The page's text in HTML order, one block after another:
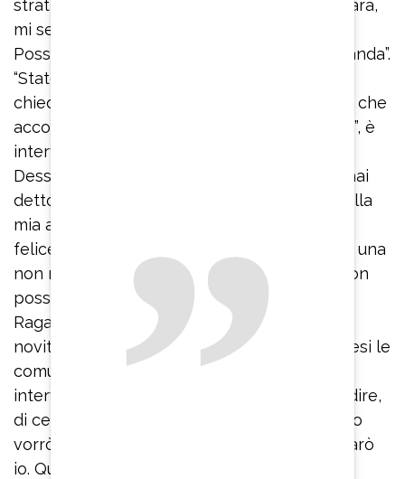
strattonato da un bodyguard. “Madonna Chiara,
mi sembra un po’ esagerato – ha sbottato –
Posso dire? Non ho fatto nemmeno la domanda”.
“State insistendo, abbiamo detto di no, vi
chiediamo di smetterla”, ha detto una donna che
accompagnava Chiara Ferragni. “Dimmi pure”, è
intervenuta l’influencer. A quel punto, Michel
Dessì è riuscito a fare la sua domanda: “Ieri hai
detto: ‘Sono libera, mi sono riappropriata della
mia azienda. Quali sono questi progetti? È
felice?”. L’ex moglie di Fedez ha risposto con una
non risposta: “Sì, sono molto contenta ma non
posso dirli. Altrimenti li avrei detti sui social.
Ragazzi, io comunico tramite i miei social. Le
novità belle che arriveranno nei prossimi mesi le
comunicherò io. È per quello che non faccio
interviste, perché certe cose non le posso dire,
di certe cose non ne posso parlare e quando
vorrò parlarne e sarò libera di parlarne, lo farò
io. Quindi saprete tutti quanti le cose, non vi